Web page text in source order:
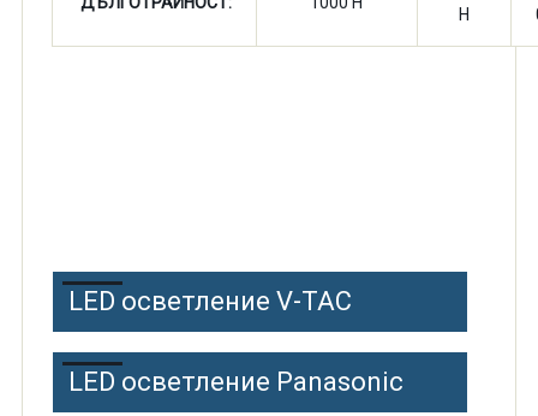
H
LED осветление V-TAC
LED осветление Panasonic